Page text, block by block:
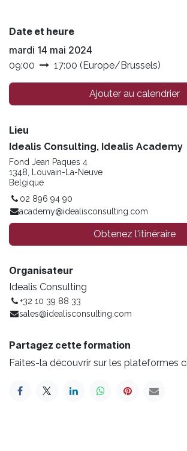
Date et heure
mardi 14 mai 2024
09:00 17:00 (Europe/Brussels)
Ajouter au calendrier
Lieu
Idealis Consulting, Idealis Academy
Fond Jean Paques 4
1348, Louvain-La-Neuve
Belgique
02 896 94 90
academy@idealisconsulting.com
Obtenez l'itinéraire
Organisateur
Idealis Consulting
+32 10 39 88 33
sales@idealisconsulting.com
Partagez cette formation
Faites-la découvrir sur les plateformes